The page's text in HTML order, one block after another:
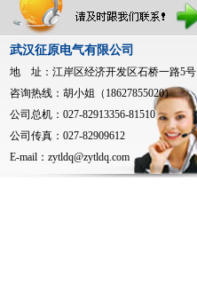
武汉征原电气有限公司
地 址：江岸区经济开发区石桥一路5号
咨询热线：胡小姐（18627855020）
公司总机：027-82913356-81510
公司传真：027-82909612
E-mail： zytldq@zytldq.com